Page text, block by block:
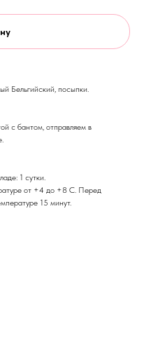
Бельгийский, посыпки.
с бантом, отправляем в
1 сутки.
от +4 до +8 С. Перед
15 минут.